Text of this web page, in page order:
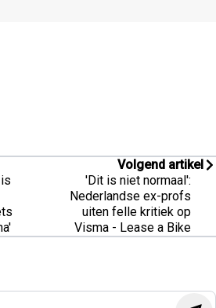
Volgend artikel
'Dit is niet normaal':
Nederlandse ex-profs
uiten felle kritiek op
Visma - Lease a Bike